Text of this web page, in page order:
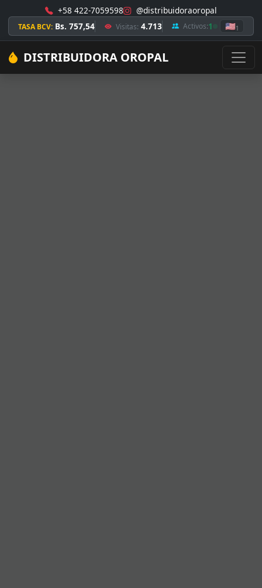
+58 422-7059598 @distribuidoraoropal
TASA BCV: Bs. 757,54 Visitas: 4.713 Activos:1 🇺🇸1
DISTRIBUIDORA OROPAL